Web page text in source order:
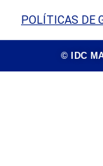
POLÍTICAS DE
© IDC